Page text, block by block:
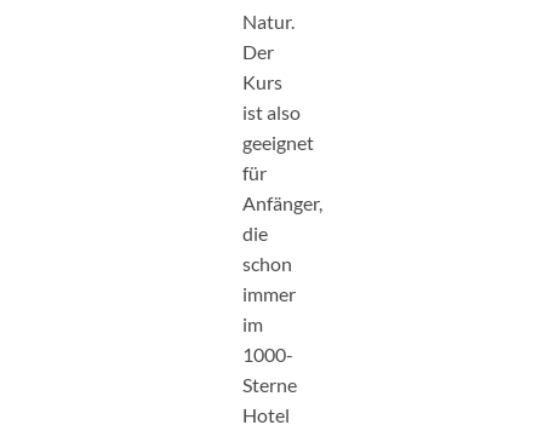
Natur.
Der
Kurs
ist also
geeignet
für
Anfänger,
die
schon
immer
im
1000-
Sterne
Hotel